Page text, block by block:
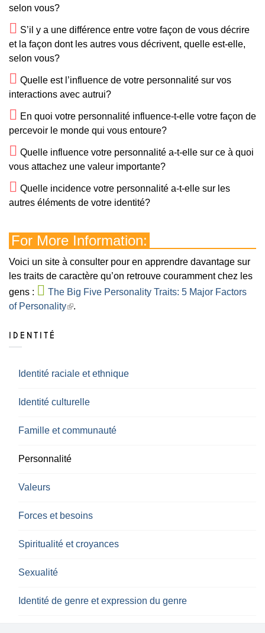
selon vous?
S’il y a une différence entre votre façon de vous décrire
et la façon dont les autres vous décrivent, quelle est-elle,
selon vous?
Quelle est l’influence de votre personnalité sur vos
interactions avec autrui?
En quoi votre personnalité influence-t-elle votre façon de
percevoir le monde qui vous entoure?
Quelle influence votre personnalité a-t-elle sur ce à quoi
vous attachez une valeur importante?
Quelle incidence votre personnalité a-t-elle sur les
autres éléments de votre identité?
For More Information:
Voici un site à consulter pour en apprendre davantage sur
les traits de caractère qu’on retrouve couramment chez les
gens :
The Big Five Personality Traits: 5 Major Factors
of Personality
.
IDENTITÉ
Identité raciale et ethnique
Identité culturelle
Famille et communauté
Personnalité
Valeurs
Forces et besoins
Spiritualité et croyances
Sexualité
Identité de genre et expression du genre